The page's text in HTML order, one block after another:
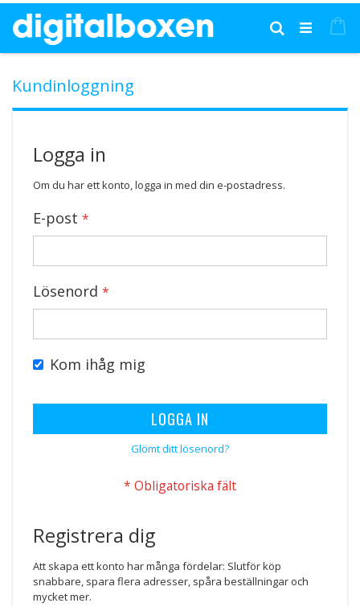
till
innehållet
Sök
Kundinloggning
Logga in
Om du har ett konto, logga in med din e-postadress.
E-post
Lösenord
Kom ihåg mig
LOGGA IN
Glömt ditt lösenord?
Registrera dig
Att skapa ett konto har många fördelar: Slutför köp
snabbare, spara flera adresser, spåra beställningar och
mycket mer.